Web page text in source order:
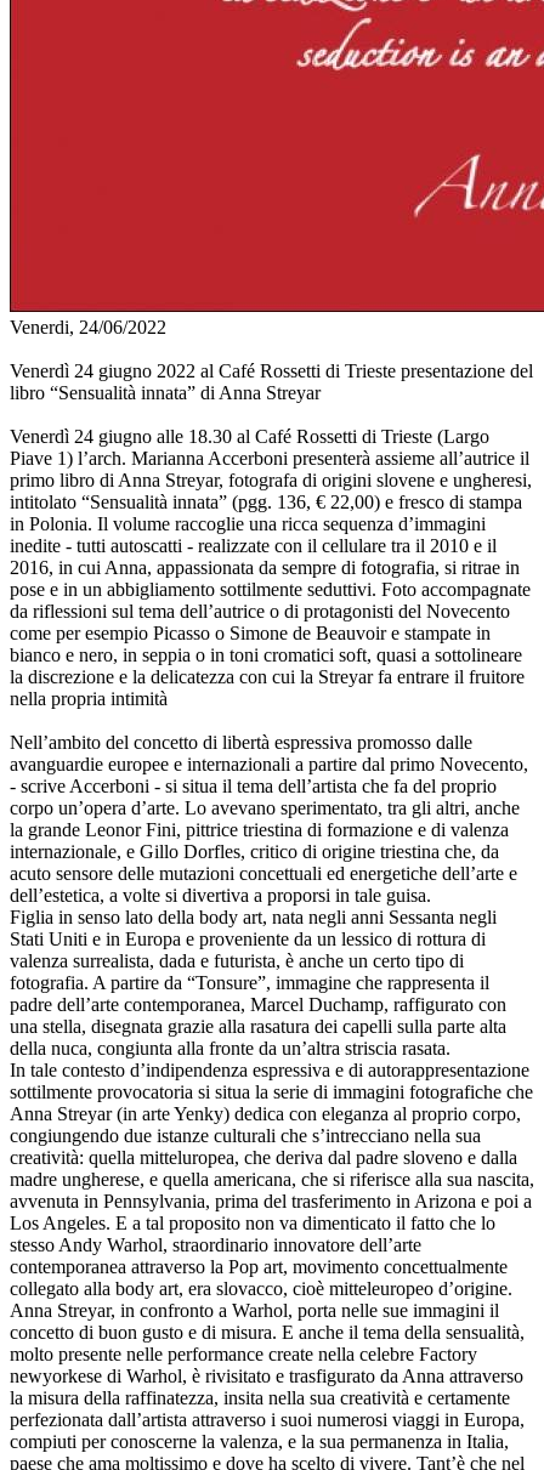
Venerdi, 24/06/2022
Venerdì 24 giugno 2022 al Café Rossetti di Trieste presentazione del
libro “Sensualità innata” di Anna Streyar
Venerdì 24 giugno alle 18.30 al Café Rossetti di Trieste (Largo
Piave 1) l’arch. Marianna Accerboni presenterà assieme all’autrice il
primo libro di Anna Streyar, fotografa di origini slovene e ungheresi,
intitolato “Sensualità innata” (pgg. 136, € 22,00) e fresco di stampa
in Polonia. Il volume raccoglie una ricca sequenza d’immagini
inedite - tutti autoscatti - realizzate con il cellulare tra il 2010 e il
2016, in cui Anna, appassionata da sempre di fotografia, si ritrae in
pose e in un abbigliamento sottilmente seduttivi. Foto accompagnate
da riflessioni sul tema dell’autrice o di protagonisti del Novecento
come per esempio Picasso o Simone de Beauvoir e stampate in
bianco e nero, in seppia o in toni cromatici soft, quasi a sottolineare
la discrezione e la delicatezza con cui la Streyar fa entrare il fruitore
nella propria intimità
Nell’ambito del concetto di libertà espressiva promosso dalle
avanguardie europee e internazionali a partire dal primo Novecento,
- scrive Accerboni - si situa il tema dell’artista che fa del proprio
corpo un’opera d’arte. Lo avevano sperimentato, tra gli altri, anche
la grande Leonor Fini, pittrice triestina di formazione e di valenza
internazionale, e Gillo Dorfles, critico di origine triestina che, da
acuto sensore delle mutazioni concettuali ed energetiche dell’arte e
dell’estetica, a volte si divertiva a proporsi in tale guisa.
Figlia in senso lato della body art, nata negli anni Sessanta negli
Stati Uniti e in Europa e proveniente da un lessico di rottura di
valenza surrealista, dada e futurista, è anche un certo tipo di
fotografia. A partire da “Tonsure”, immagine che rappresenta il
padre dell’arte contemporanea, Marcel Duchamp, raffigurato con
una stella, disegnata grazie alla rasatura dei capelli sulla parte alta
della nuca, congiunta alla fronte da un’altra striscia rasata.
In tale contesto d’indipendenza espressiva e di autorappresentazione
sottilmente provocatoria si situa la serie di immagini fotografiche che
Anna Streyar (in arte Yenky) dedica con eleganza al proprio corpo,
congiungendo due istanze culturali che s’intrecciano nella sua
creatività: quella mitteluropea, che deriva dal padre sloveno e dalla
madre ungherese, e quella americana, che si riferisce alla sua nascita,
avvenuta in Pennsylvania, prima del trasferimento in Arizona e poi a
Los Angeles. E a tal proposito non va dimenticato il fatto che lo
stesso Andy Warhol, straordinario innovatore dell’arte
contemporanea attraverso la Pop art, movimento concettualmente
collegato alla body art, era slovacco, cioè mitteleuropeo d’origine.
Anna Streyar, in confronto a Warhol, porta nelle sue immagini il
concetto di buon gusto e di misura. E anche il tema della sensualità,
molto presente nelle performance create nella celebre Factory
newyorkese di Warhol, è rivisitato e trasfigurato da Anna attraverso
la misura della raffinatezza, insita nella sua creatività e certamente
perfezionata dall’artista attraverso i suoi numerosi viaggi in Europa,
compiuti per conoscerne la valenza, e la sua permanenza in Italia,
paese che ama moltissimo e dove ha scelto di vivere. Tant’è che nel